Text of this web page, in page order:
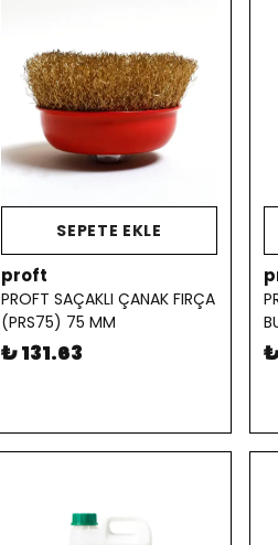
SEPETE EKLE
proft
PROFT SAÇAKLI ÇANAK FIRÇA
(PRS75) 75 MM
₺ 131.63